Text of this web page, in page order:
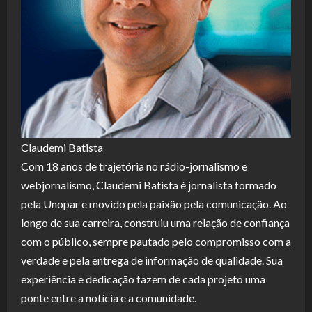
Claudemi Batista
Com 18 anos de trajetória no rádio-jornalismo e
webjornalismo, Claudemi Batista é jornalista formado
pela Unopar e movido pela paixão pela comunicação. Ao
longo de sua carreira, construiu uma relação de confiança
com o público, sempre pautado pelo compromisso com a
verdade e pela entrega de informação de qualidade. Sua
experiência e dedicação fazem de cada projeto uma
ponte entre a notícia e a comunidade.